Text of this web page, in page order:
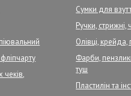
чеків,
Сумки для
Ручки, стрижні,
Олівці, крейда,
Фарби,
туш
Пластилін та